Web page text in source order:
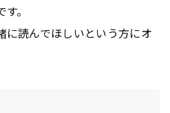
。
に読んでほしいという方にオ